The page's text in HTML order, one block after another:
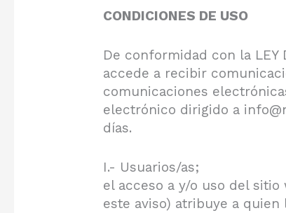
CONDICIONES DE USO
De conformidad con la LEY
accede a recibir
comunicaciones
electrónico dirigido a
días.
I.- Usuarios/as;
el acceso a y/o uso del
este aviso) atribuye a